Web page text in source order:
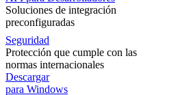
Soluciones de integración
preconfiguradas
Seguridad
Protección que cumple con las
normas internacionales
Descargar
para Windows